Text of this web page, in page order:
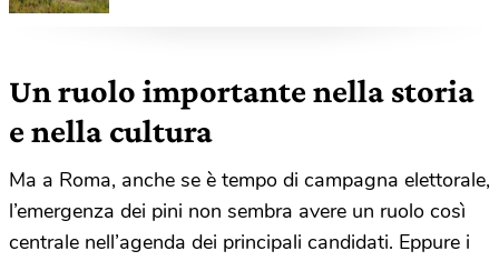
Un ruolo importante nella storia
e nella cultura
Ma a Roma, anche se è tempo di campagna elettorale,
l’emergenza dei pini non sembra avere un ruolo così
centrale nell’agenda dei principali candidati. Eppure i